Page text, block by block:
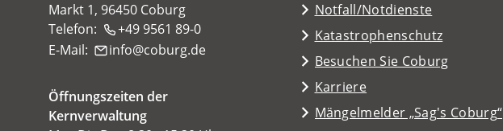
Markt 1, 96450 Coburg
Telefon:
+49 9561 89-0
E-Mail:
info coburg de
Öffnungszeiten der
Kernverwaltung
Notfall/Notdienste
Katastrophenschutz
Besuchen Sie Coburg
(Öffnet
in
neuen
Karriere
Mängelmelder „Sag's Coburg“
(Öffnet